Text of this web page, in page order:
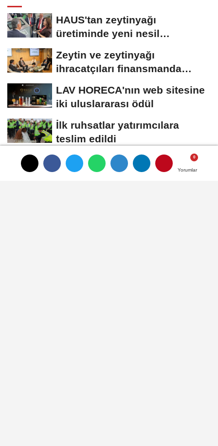
Yorumlar
Yorumlar
HAUS'tan zeytinyağı
üretiminde yeni nesil
Zeytin ve zeytinyağı
ihracatçıları finansmanda
LAV HORECA'nın web sitesine
iki uluslararası ödül
İlk ruhsatlar yatırımcılara
teslim edildi
TÜGİS, Gıda sanayisini
akademiyle buluşturuyorYorumlar